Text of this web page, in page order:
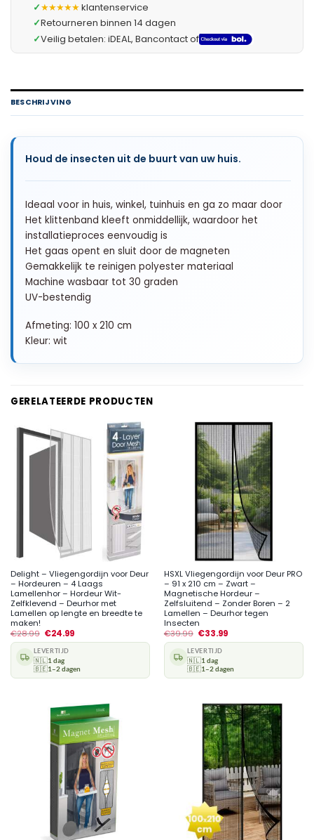
✓★★★★★klantenservice
✓Retourneren binnen 14 dagen
✓Veilig betalen: iDEAL, Bancontact of
BESCHRIJVING
Houd de insecten uit de buurt van uw huis.
Ideaal voor in huis, winkel, tuinhuis en ga zo maar door
Het klittenband kleeft onmiddellijk, waardoor het
installatieproces eenvoudig is
Het gaas opent en sluit door de magneten
Gemakkelijk te reinigen polyester materiaal
Machine wasbaar tot 30 graden
UV-bestendig
Afmeting: 100 x 210 cm
Kleur: wit
GERELATEERDE PRODUCTEN
Delight – Vliegengordijn voor Deur
– Hordeuren – 4 Laags
Lamellenhor – Hordeur Wit-
Zelfklevend – Deurhor met
Lamellen op lengte en breedte te
maken!
€28.99 €24.99
LEVERTIJD
🇳🇱1 dag
🇧🇪1–2 dagen
HSXL Vliegengordijn voor Deur PRO
– 91 x 210 cm – Zwart –
Magnetische Hordeur –
Zelfsluitend – Zonder Boren – 2
Lamellen – Deurhor tegen
Insecten
€39.99 €33.99
LEVERTIJD
🇳🇱1 dag
🇧🇪1–2 dagen